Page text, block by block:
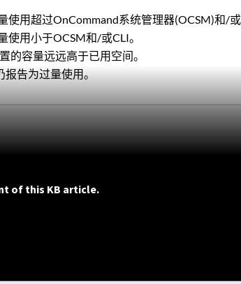
使用超过OnCommand系统管理器(OCSM)和/或
使用小于OCSM和/或CLI。
的容量远远高于已用空间。
告为过量使用。
of this KB article.